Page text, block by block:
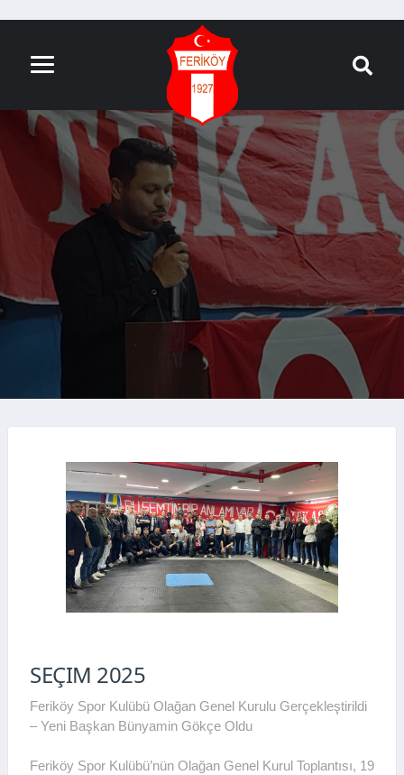
SEÇIM 2025
Feriköy Spor Kulübü Olağan Genel Kurulu Gerçekleştirildi
– Yeni Başkan Bünyamin Gökçe Oldu
Feriköy Spor Kulübü’nün Olağan Genel Kurul Toplantısı, 19